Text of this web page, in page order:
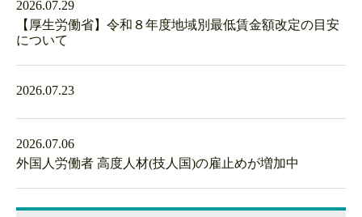
2026.07.29
【厚生労働省】令和８年度地域別最低賃金額改定の目安
について
2026.07.23
2026.07.06
外国人労働者 高度人材(技人国)の雇止めが増加中